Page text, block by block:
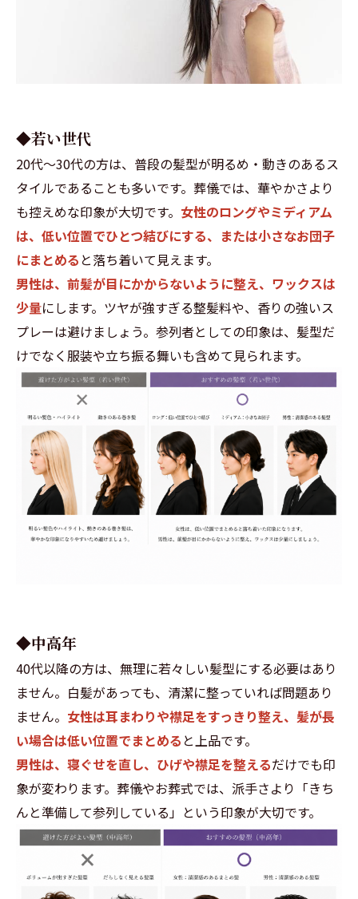
◆若い世代
20代〜30代の方は、普段の髪型が明るめ・動きのあるス
タイルであることも多いです。葬儀では、華やかさより
も控えめな印象が大切です。 女性のロングやミディアム
は、低い位置でひとつ結びにする、または小さなお団子
にまとめる と落ち着いて見えます。
男性は、前髪が目にかからないように整え、ワックスは
少量にします。ツヤが強すぎる整髪料や、香りの強いス
プレーは避けましょう。参列者としての印象は、髪型だ
けでなく服装や立ち振る舞いも含めて見られます。
◆中高年
40代以降の方は、無理に若々しい髪型にする必要はあり
ません。白髪があっても、清潔に整っていれば問題あり
ません。 女性は耳まわりや襟足をすっきり整え、髪が長
い場合は低い位置でまとめる と上品です。
男性は、寝ぐせを直し、ひげや襟足を整えるだけでも印
象が変わります。葬儀やお葬式では、派手さより「きち
んと準備して参列している」という印象が大切です。